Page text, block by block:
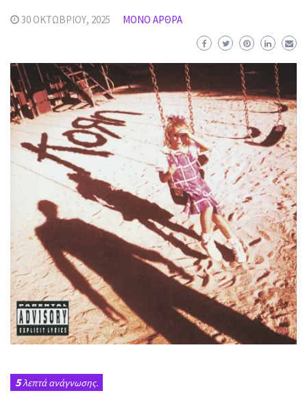
30 ΟΚΤΩΒΡΊΟΥ, 2025 MΌΝΟ ΆΡΘΡΑ
5λεπτά ανάγνωσης.